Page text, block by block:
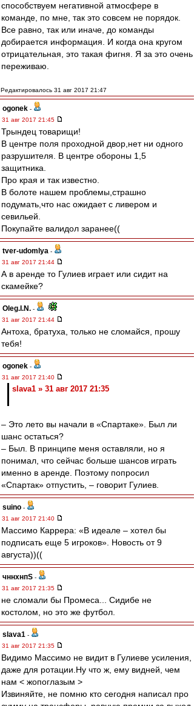
способствуем негативной атмосфере в
команде, по мне, так это совсем не порядок.
Все равно, так или иначе, до команды
добирается информация. И когда она кругом
отрицательная, это такая фигня. Я за это очень
переживаю.
Редактировалось 31 авг 2017 21:47
ogonek -
31 авг 2017 21:45
Трындец товарищи!
В центре поля проходной двор,нет ни одного
разрушителя. В центре обороны 1,5
защитника.
Про края и так известно.
В болоте нашем проблемы,страшно
подумать,что нас ожидает с ливером и
севильей.
Покупайте валидол заранее((
tver-udomlya -
31 авг 2017 21:44
А в аренде то Гулиев играет или сидит на
скамейке?
Oleg.I.N. -
31 авг 2017 21:44
Антоха, братуха, только не сломайся, прошу
тебя!
ogonek -
31 авг 2017 21:40
slava1 » 31 авг 2017 21:35
– Это лето вы начали в «Спартаке». Был ли
шанс остаться?
– Был. В принципе меня оставляли, но я
понимал, что сейчас больше шансов играть
именно в аренде. Поэтому попросил
«Спартак» отпустить, – говорит Гулиев.
suino -
31 авг 2017 21:40
Массимо Каррера: «В идеале – хотел бы
подписать еще 5 игроков». Новость от 9
августа))((
чннхнпS -
31 авг 2017 21:35
не сломали бы Промеса... Сидибе не
костолом, но это же футбол.
slava1 -
31 авг 2017 21:35
Видимо Массимо не видит в Гулиеве усиления,
даже для ротации.Ну что ж, ему видней, чем
нам < жопоглазым >
Извиняйте, не помню кто сегодня написал про